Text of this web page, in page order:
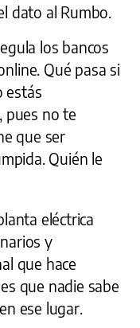
dato al Rumbo.
los bancos
Qué pasa si
estás
pues no te
que ser
Quién le
eléctrica
y
que hace
que nadie sabe
ese lugar.